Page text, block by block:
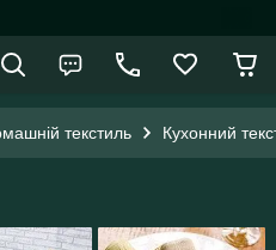
текстиль Кухонний